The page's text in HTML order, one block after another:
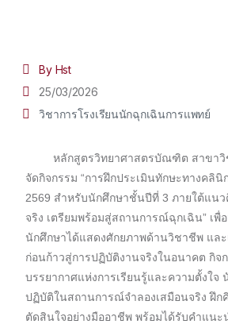
By Hst
25/03/2026
วิชาการโรงเรียนนักฉุกเฉินการแพทย์
หลักสูตรวิทยาศาสตรบัณฑิต สาขาวิ
จัดกิจกรรม “การฝึกประเมินทักษะทางคลินิ
2569 สำหรับนักศึกษาชั้นปีที่ 3 ภายใต้แนว
จริง เตรียมพร้อมสู่สถานการณ์ฉุกเฉิน” เพื่
นักศึกษาได้แสดงศักยภาพด้านวิชาชีพ และ
ก่อนก้าวสู่การปฏิบัติงานจริงในอนาคต กิจ
บรรยากาศแห่งการเรียนรู้และความตั้งใจ
ปฏิบัติในสถานการณ์จำลองเสมือนจริง ฝึก
ตัดสินใจอย่างมืออาชีพ พร้อมได้รับคำแนะ